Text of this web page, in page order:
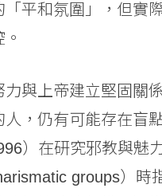
「平和氛圍」，但實
力與上帝建立堅固關
，仍有可能存在盲
）在研究邪教與魅
groups）時